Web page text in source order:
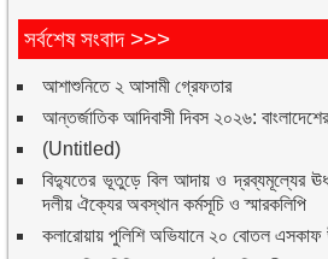
সর্বশেষ সংবাদ >>>
আশাশুনিতে ২ আসামী গ্রেফতার
আন্তর্জাতিক আদিবাসী দিবস ২০২৬:
(Untitled)
বিদ্যুতের ভূতুড়ে বিল আদায় ও দ্রব্যমূল্যের
দলীয় ঐক্যের অবস্থান কর্মসূচি ও স্মারকলিপি
কলারোয়ায় পুলিশি অভিযানে ২০ বোতল এসকাফ